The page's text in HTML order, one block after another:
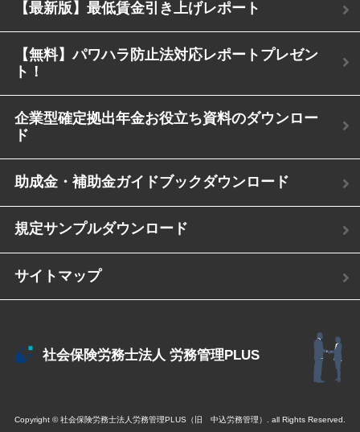
【最新版】最低賃金引き上げレポート
【無料】パワハラ防止法対応レポートプレゼン
ト！
企業型確定拠出年金お役立ち資料のダウンロー
ド
助成金・補助金ガイドブックダウンロード
規定サンプルダウンロード
サイトマップ
社会保険労務士法人 労務管理PLUS
Copyright © 社会保険労務士法人労務管理PLUS（旧 中込労務管理）. all Rights Reserved.